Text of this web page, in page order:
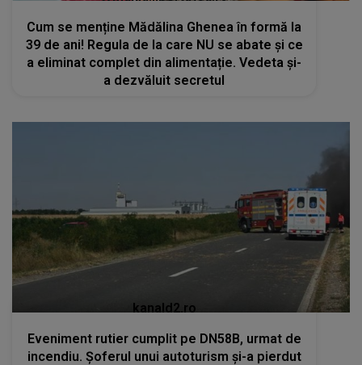
Cum se menține Mădălina Ghenea în formă la
39 de ani! Regula de la care NU se abate și ce
a eliminat complet din alimentație. Vedeta și-
a dezvăluit secretul
kanald2.ro
Eveniment rutier cumplit pe DN58B, urmat de
incendiu. Șoferul unui autoturism și-a pierdut